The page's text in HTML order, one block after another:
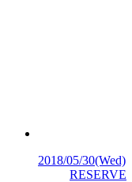
2018/05/30(Wed)
RESERVE